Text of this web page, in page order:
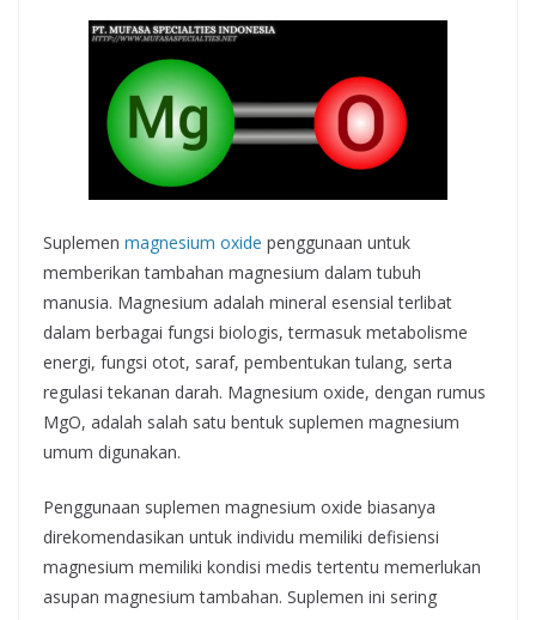
Suplemen magnesium oxide penggunaan untuk
memberikan tambahan magnesium dalam tubuh
manusia. Magnesium adalah mineral esensial terlibat
dalam berbagai fungsi biologis, termasuk metabolisme
energi, fungsi otot, saraf, pembentukan tulang, serta
regulasi tekanan darah. Magnesium oxide, dengan rumus
MgO, adalah salah satu bentuk suplemen magnesium
umum digunakan.
Penggunaan suplemen magnesium oxide biasanya
direkomendasikan untuk individu memiliki defisiensi
magnesium memiliki kondisi medis tertentu memerlukan
asupan magnesium tambahan. Suplemen ini sering